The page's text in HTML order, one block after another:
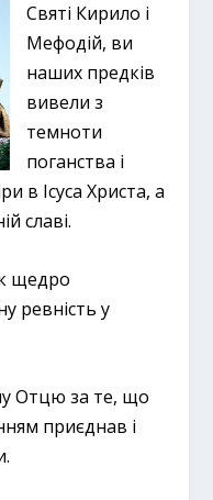
Святі Кирило і
Мефодій, ви
наших предків
вивели з
темноти
поганства і
в Ісуса Христа, а
славі.
щедро
ревність у
Отцю за те, що
приєднав і